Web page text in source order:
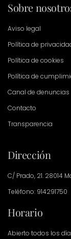
Sobre
Aviso legal
Política de
Política de cookies
Política de
Canal de denuncias
Contacto
Transparencia
Dirección
C/ Prado, 21. 28014
Teléfono: 914291750
Horario
Abierto todos los